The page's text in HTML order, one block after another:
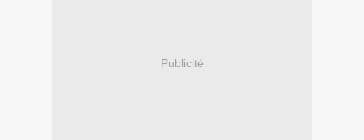
Publicité